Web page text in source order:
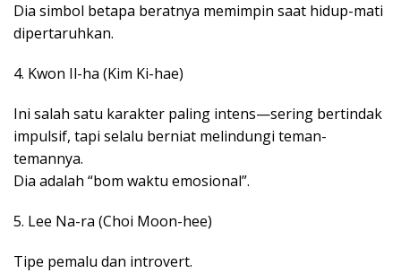
Dia simbol betapa beratnya memimpin saat hidup-mati
dipertaruhkan.
4. Kwon Il-ha (Kim Ki-hae)
Ini salah satu karakter paling intens—sering bertindak
impulsif, tapi selalu berniat melindungi teman-
temannya.
Dia adalah “bom waktu emosional”.
5. Lee Na-ra (Choi Moon-hee)
Tipe pemalu dan introvert.